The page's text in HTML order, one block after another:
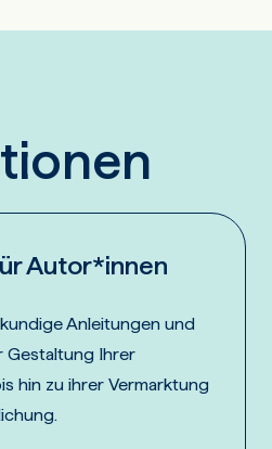
Autor*innen
Anleitungen und
Gestaltung Ihrer
hin zu ihrer Vermarktung